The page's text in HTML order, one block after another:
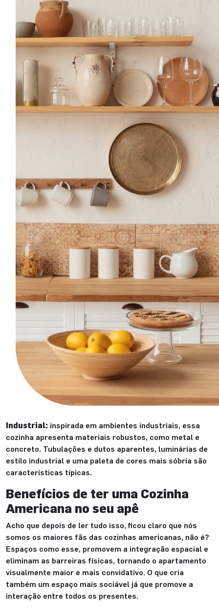
Industrial: inspirada em ambientes industriais, essa
cozinha apresenta materiais robustos, como metal e
concreto. Tubulações e dutos aparentes, luminárias de
estilo industrial e uma paleta de cores mais sóbria são
características típicas.
Benefícios de ter uma Cozinha
Americana no seu apê
Acho que depois de ler tudo isso, ficou claro que nós
somos os maiores fãs das cozinhas americanas, não é?
Espaços como esse, promovem a integração espacial e
eliminam as barreiras físicas, tornando o apartamento
visualmente maior e mais convidativo. O que cria
também um espaço mais sociável já que promove a
interação entre todos os presentes.